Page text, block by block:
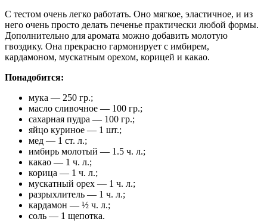
С тестом очень легко работать. Оно мягкое, эластичное, и из
него очень просто делать печенье практически любой формы.
Дополнительно для аромата можно добавить молотую
гвоздику. Она прекрасно гармонирует с имбирем,
кардамоном, мускатным орехом, корицей и какао.
Понадобится:
мука — 250 гр.;
масло сливочное — 100 гр.;
сахарная пудра — 100 гр.;
яйцо куриное — 1 шт.;
мед — 1 ст. л.;
имбирь молотый — 1.5 ч. л.;
какао — 1 ч. л.;
корица — 1 ч. л.;
мускатный орех — 1 ч. л.;
разрыхлитель — 1 ч. л.;
кардамон — ½ ч. л.;
соль — 1 щепотка.